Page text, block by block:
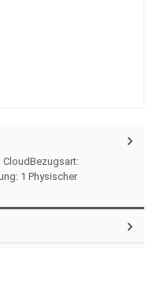
1 Physischer